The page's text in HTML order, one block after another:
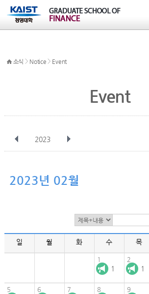
소식 > Notice > Event
Event
2023
12월
2023년 02월
일 월 화 수 목
1
1
2
1
5 6 7 8 9